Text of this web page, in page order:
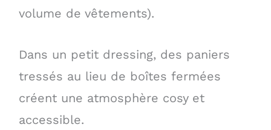
volume de vêtements).
Dans un petit dressing, des paniers
tressés au lieu de boîtes fermées
créent une atmosphère cosy et
accessible.